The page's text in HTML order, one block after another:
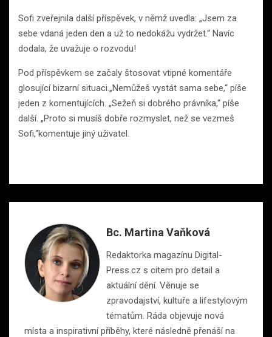
Sofi zveřejnila další příspěvek, v němž uvedla: „Jsem za
sebe vdaná jeden den a už to nedokážu vydržet.“ Navíc
dodala, že uvažuje o rozvodu!
Pod příspěvkem se začaly štosovat vtipné komentáře
glosující bizarní situaci.„Nemůžeš vystát sama sebe,“ píše
jeden z komentujících. „Sežeň si dobrého právníka,“ píše
další. „Proto si musíš dobře rozmyslet, než se vezmeš
Sofi,“komentuje jiný uživatel.
Bc. Martina Vaňková
Redaktorka magazínu Digital-
Press.cz s citem pro detail a
aktuální dění. Věnuje se
zpravodajství, kultuře a lifestylovým
tématům. Ráda objevuje nová
místa a inspirativní příběhy, které následně přenáší na